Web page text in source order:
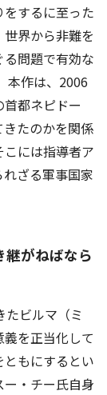
するに至った
界から非難を
問題で有効な
本作は、2006
都ネピドー
たのかを関係
には指導者ア
ざる軍事国家
継がねばなら
ビルマ（ミ
を正当化して
もにするとい
・チー氏自身